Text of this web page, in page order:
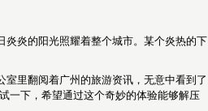
炎炎的阳光照耀着整个城市。某个炎热的下
里翻阅着广州的旅游资讯，无意中看到了
一下，希望通过这个奇妙的体验能够解压